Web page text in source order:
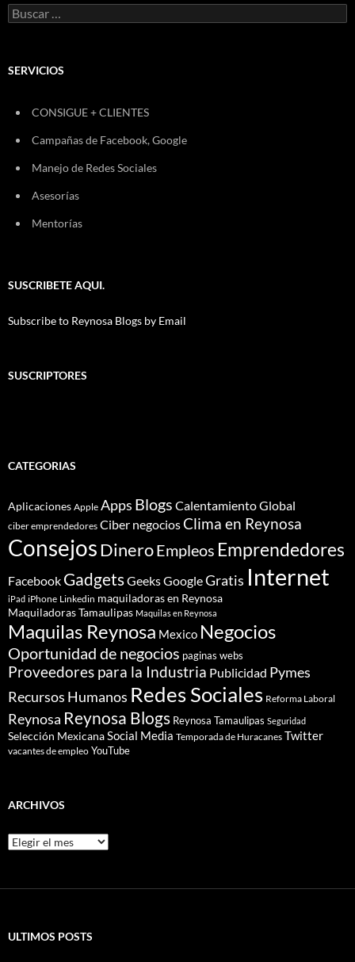
Buscar:
SERVICIOS
CONSIGUE + CLIENTES
Campañas de Facebook, Google
Manejo de Redes Sociales
Asesorías
Mentorías
SUSCRIBETE AQUI.
Subscribe to Reynosa Blogs by Email
SUSCRIPTORES
CATEGORIAS
Aplicaciones Apple Apps Blogs Calentamiento Global
ciber emprendedores Ciber negociosClima en Reynosa
ConsejosDineroEmpleos Emprendedores
Facebook GadgetsGeeksGoogleGratis Internet
iPad iPhone Linkedin maquiladoras en Reynosa
Maquiladoras Tamaulipas Maquilas en Reynosa
Maquilas Reynosa Mexico Negocios
Oportunidad de negocios paginas webs
Proveedores para la Industria Publicidad Pymes
Recursos Humanos Redes Sociales Reforma Laboral
Reynosa Reynosa Blogs Reynosa Tamaulipas Seguridad
Selección MexicanaSocial Media Temporada de Huracanes Twitter
vacantes de empleo YouTube
ARCHIVOS
Archivos
ULTIMOS POSTS